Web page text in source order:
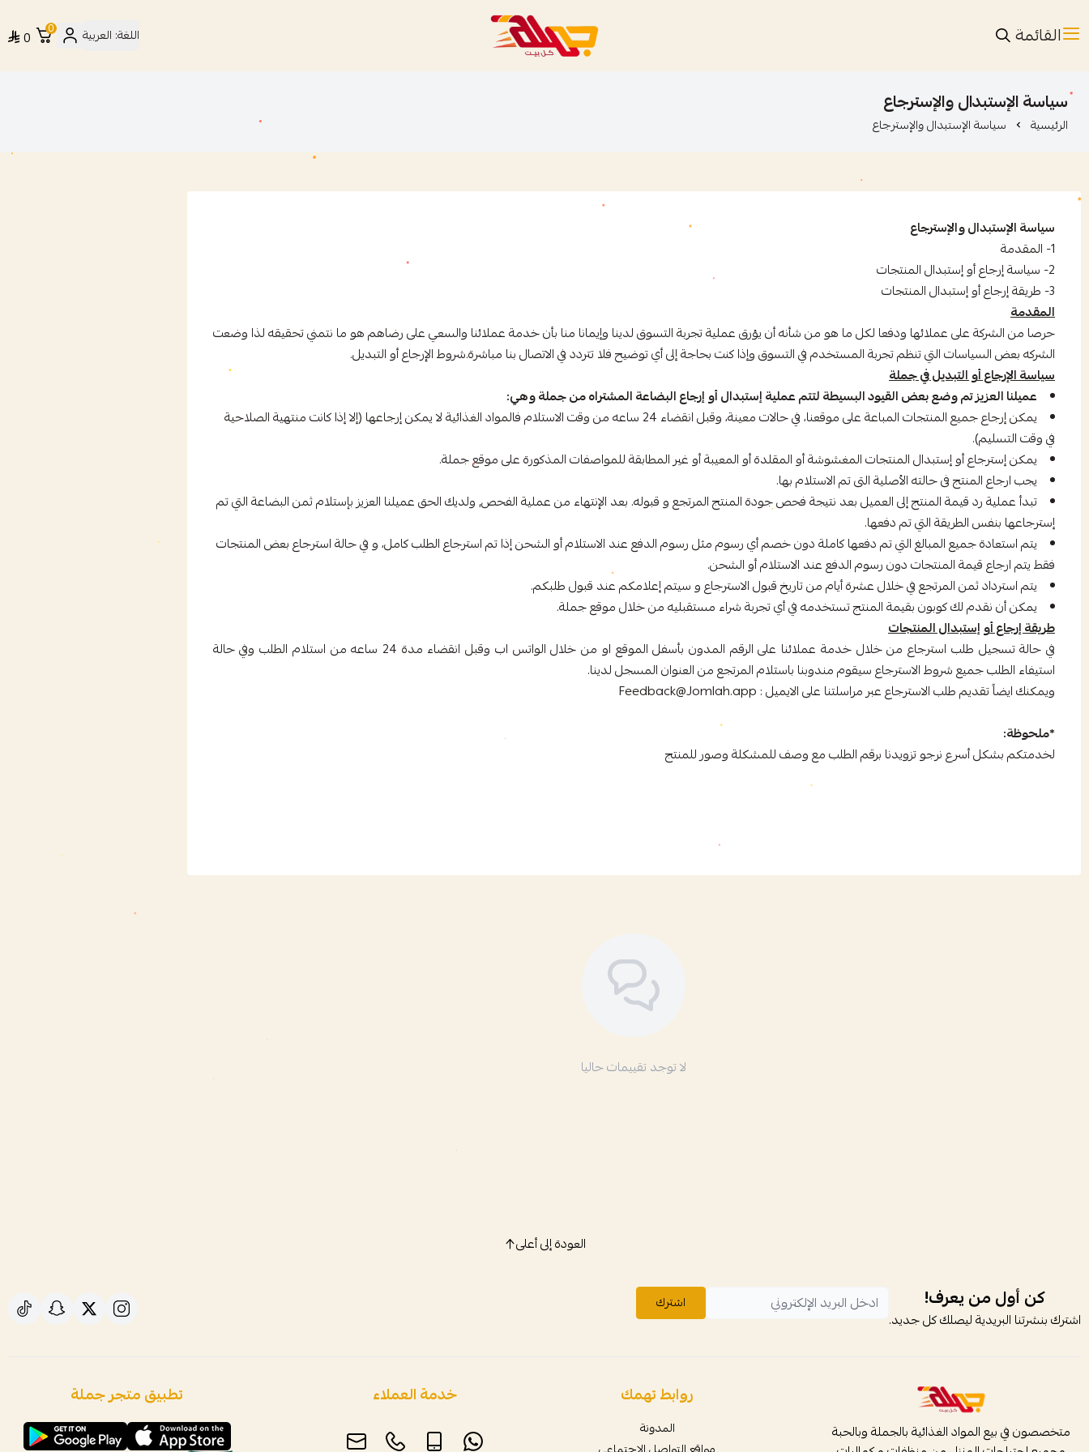
القائمة متجر جملة اللغة: العربية 0
0
سياسة الإستبدال والإسترجاع
الرئيسية سياسة الإستبدال والإسترجاع
سياسة الإستبدال والإسترجاع
1- المقدمة
2- سياسة إرجاع أو إستبدال المنتجات
3- طريقة إرجاع أو إستبدال المنتجات
المقدمة
حرصا من الشركة على عملائها ودفعا لكل ما هو من شأنه أن يؤرق عملية تجربة التسوق لدينا وإيمانا منا بأن خدمة عملائنا والسعي على رضاهم هو ما نتمني تحقيقه لذا وضعت
الشركه بعض السياسات التي تنظم تجربة المستخدم في التسوق وإذا كنت بحاجة إلى أي توضيح فلا تتردد في الاتصال بنا مباشرة.شروط الإرجاع أو التبديل.
سياسة الإرجاع أو التبديل في جملة
عميلنا العزيز تم وضع بعض القيود البسيطة لتتم عملية إستبدال أو إرجاع البضاعة المشتراه من جملة وهي:
يمكن إرجاع جميع المنتجات المباعة على موقعنا، في حالات معينة، وقبل انقضاء 24 ساعه من وقت الاستلام فالمواد الغذائية لا يمكن إرجاعها (إلا إذا كانت منتهية الصلاحية
في وقت التسليم).
يمكن إسترجاع أو إستبدال المنتجات المغشوشة أو المقلدة أو المعيبة أو غير المطابقة للمواصفات المذكورة على موقع جملة.
يجب ارجاع المنتج فى حالته الأصلية التى تم الاستلام بها.
تبدأ عملية رد قيمة المنتج إلى العميل بعد نتيجة فحص جودة المنتج المرتجع و قبوله. بعد الإنتهاء من عملية الفحص, ولديك الحق عميلنا العزيز بإستلام ثمن البضاعة التي تم
إسترجاعها بنفس الطريقة التي تم دفعها.
يتم استعادة جميع المبالغ التي تم دفعها كاملة دون خصم أي رسوم مثل رسوم الدفع عند الاستلام أو الشحن إذا تم استرجاع الطلب كامل، و في حالة استرجاع بعض المنتجات
فقط يتم ارجاع قيمة المنتجات دون رسوم الدفع عند الاستلام أو الشحن.
يتم استرداد ثمن المرتجع في خلال عشرة أيام من تاريخ قبول الاسترجاع و سيتم إعلامكم عند قبول طلبكم.
يمكن أن نقدم لك كوبون بقيمة المنتج تستخدمه في أي تجربة شراء مستقبليه من خلال موقع جملة.
طريقة إرجاع أو إستبدال المنتجات
في حالة تسجيل طلب استرجاع من خلال خدمة عملائنا على الرقم المدون بأسفل الموقع او من خلال الواتس اب وقبل انقضاء مدة 24 ساعه من استلام الطلب وفي حالة
استيفاء الطلب جميع شروط الاسترجاع سيقوم مندوبنا باستلام المرتجع من العنوان المسجل لدينا.
ويمكنك ايضاً تقديم طلب الاسترجاع عبر مراسلتنا على الايميل : Feedback@Jomlah.app
*ملحوظة:
لخدمتكم بشكل أسرع نرجو تزويدنا برقم الطلب مع وصف للمشكلة وصور للمنتج
لا توجد تقييمات حاليا
العودة إلى أعلى
كن أول من يعرف!
اشترك بنشرتنا البريدية ليصلك كل جديد.
اشترك
متخصصون في بيع المواد الغذائية بالجملة وبالحبة
روابط تهمك
المدونة
خدمة العملاء تطبيق متجر جملة